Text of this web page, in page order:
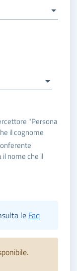
"Persona
il cognome
il nome che il
le Faq